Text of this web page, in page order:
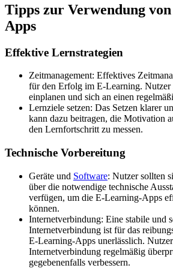
Tipps zur Verwendung
Apps
Effektive Lernstrategien
Zeitmanagement: Effektives
für den Erfolg im E-Learning. Nutzer
einplanen und sich an einen
Lernziele setzen: Das Setzen klarer
kann dazu beitragen, die Motivation
den Lernfortschritt zu messen.
Technische Vorbereitung
Geräte und Software: Nutzer sollten
über die notwendige technische
verfügen, um die E-Learning-Apps
können.
Internetverbindung: Eine stabile und
Internetverbindung ist für das
E-Learning-Apps unerlässlich.
Internetverbindung regelmäßig
gegebenenfalls verbessern.